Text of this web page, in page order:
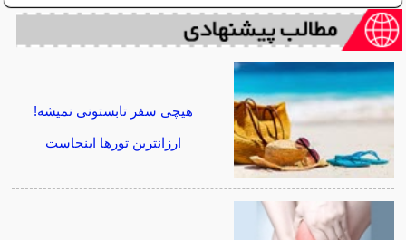
هیچی سفر تابستونی نمیشه!
ارزانترین تورها اینجاست